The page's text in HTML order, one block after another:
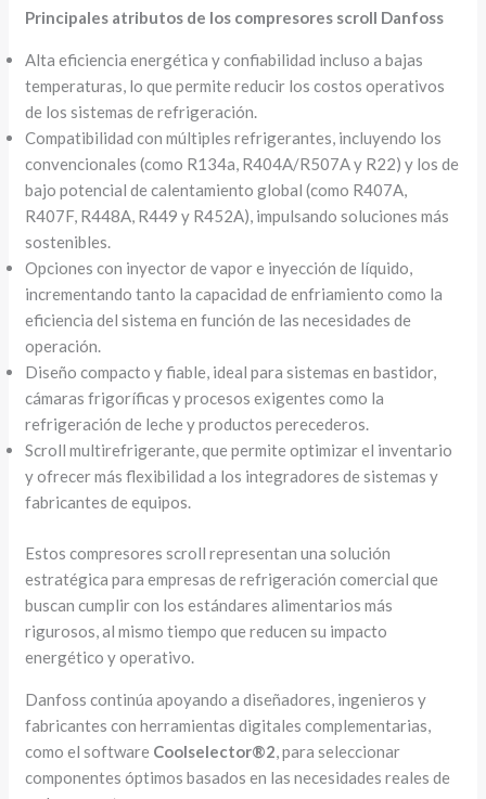
Principales atributos de los compresores scroll Danfoss
Alta eficiencia energética y confiabilidad incluso a bajas
temperaturas, lo que permite reducir los costos operativos
de los sistemas de refrigeración.
Compatibilidad con múltiples refrigerantes, incluyendo los
convencionales (como R134a, R404A/R507A y R22) y los de
bajo potencial de calentamiento global (como R407A,
R407F, R448A, R449 y R452A), impulsando soluciones más
sostenibles.
Opciones con inyector de vapor e inyección de líquido,
incrementando tanto la capacidad de enfriamiento como la
eficiencia del sistema en función de las necesidades de
operación.
Diseño compacto y fiable, ideal para sistemas en bastidor,
cámaras frigoríficas y procesos exigentes como la
refrigeración de leche y productos perecederos.
Scroll multirefrigerante, que permite optimizar el inventario
y ofrecer más flexibilidad a los integradores de sistemas y
fabricantes de equipos.
Estos compresores scroll representan una solución
estratégica para empresas de refrigeración comercial que
buscan cumplir con los estándares alimentarios más
rigurosos, al mismo tiempo que reducen su impacto
energético y operativo.
Danfoss continúa apoyando a diseñadores, ingenieros y
fabricantes con herramientas digitales complementarias,
como el software Coolselector®2, para seleccionar
componentes óptimos basados en las necesidades reales de